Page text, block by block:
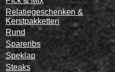
Relatiegeschenken &
Kerstpakketten
Rund
Spareribs
Speklap
Steaks